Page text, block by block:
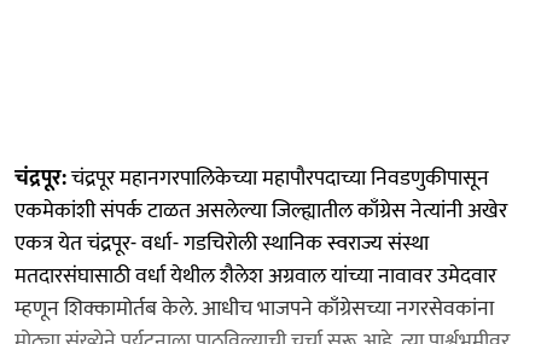
चंद्रपूर:चंद्रपूर महानगरपालिकेच्या महापौरपदाच्या निवडणुकीपासून
एकमेकांशी संपर्क टाळत असलेल्या जिल्ह्यातील काँग्रेस नेत्यांनी अखेर
एकत्र येत चंद्रपूर- वर्धा- गडचिरोली स्थानिक स्वराज्य संस्था
मतदारसंघासाठी वर्धा येथील शैलेश अग्रवाल यांच्या नावावर उमेदवार
म्हणून शिक्कामोर्तब केले. आधीच भाजपने काँग्रेसच्या नगरसेवकांना